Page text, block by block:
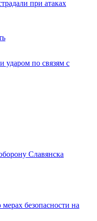
при атаках
ударом по связям с
Славянска
безопасности на